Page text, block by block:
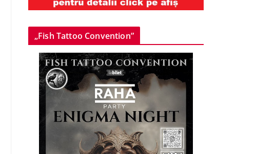
„Fish Tattoo Convention”